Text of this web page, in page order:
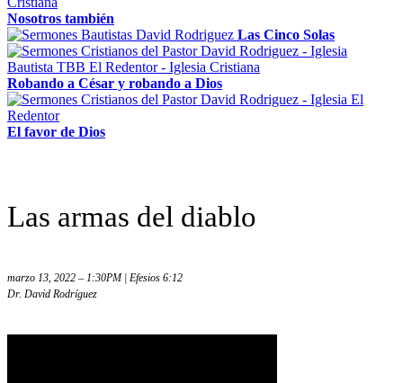
Nosotros también
Las Cinco Solas
Robando a César y robando a Dios
El favor de Dios
Las armas del diablo
marzo 13, 2022 – 1:30PM | Efesios 6:12
Dr. David Rodríguez